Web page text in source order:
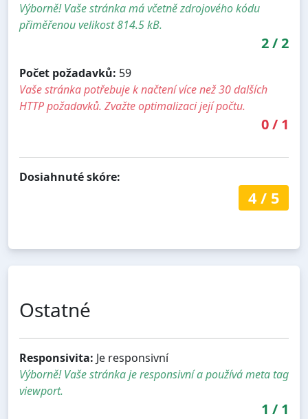
Výborně! Vaše stránka má včetně zdrojového kódu
přiměřenou velikost 814.5 kB.
2/2
Počet požadavků: 59
Vaše stránka potřebuje k načtení více než 30 dalších
HTTP požadavků. Zvažte optimalizaci její počtu.
0/ 1
Dosiahnuté skóre:
4/ 5
Ostatné
Responsivita: Je responsivní
Výborně! Vaše stránka je responsivní a používá meta tag
viewport.
1 / 1